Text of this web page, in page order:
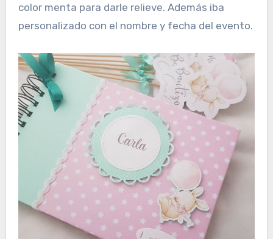
color menta para darle relieve. Además iba
personalizado con el nombre y fecha del evento.